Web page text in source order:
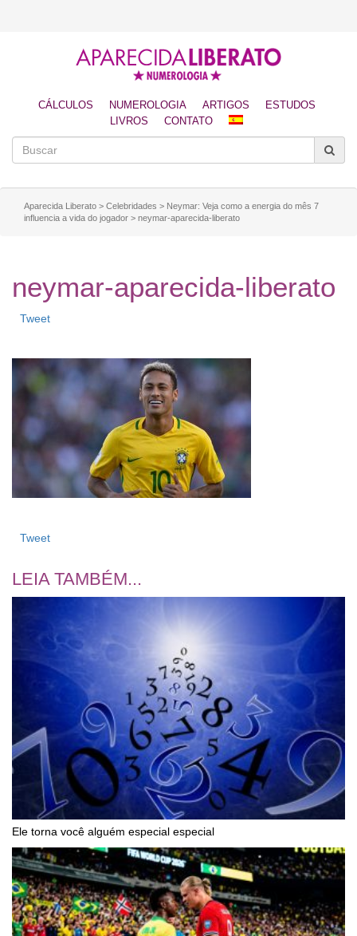
CÁLCULOS NUMEROLOGIA ARTIGOS
ESTUDOS
LIVROS
CONTATO
Aparecida Liberato > Celebridades > Neymar: Veja como a energia do mês 7
influencia a vida do jogador > neymar-aparecida-liberato
neymar-aparecida-liberato
Tweet
Tweet
LEIA TAMBÉM...
Ele torna você alguém especial especial